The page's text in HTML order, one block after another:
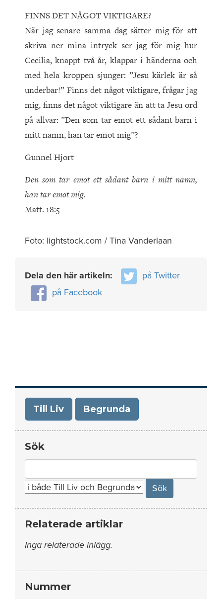
FINNS DET NÅGOT VIKTIGARE?
När jag senare samma dag sätter mig för att
skriva ner mina intryck ser jag för mig hur
Cecilia, knappt två år, klappar i händerna och
med hela kroppen sjunger: ”Jesu kärlek är så
underbar!” Finns det något viktigare, frågar jag
mig, finns det något viktigare än att ta Jesu ord
på allvar: ”Den som tar emot ett sådant barn i
mitt namn, han tar emot mig”?
Gunnel Hjort
Den som tar emot ett sådant barn i mitt namn,
han tar emot mig.
Matt. 18:5
Foto: lightstock.com / Tina Vanderlaan
Dela den här artikeln:
på Twitter
på Facebook
Till Liv Begrunda
Sök
for:
Relaterade artiklar
Inga relaterade inlägg.
Nummer